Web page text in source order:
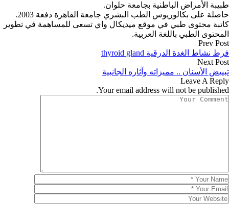
طبيبة الأمراض الباطنية بجامعة حلوان.
حاصلة على بكالوريوس الطب البشري جامعة القاهرة دفعة 2003.
كاتبة محتوى طبي في موقع ميديكال واي تسعى للمساهمة في تطوير
المحتوى الطبي باللغة العربية.
Prev Post
فرط نشاط الغدة الدرقية thyroid gland
Next Post
تبييض الأسنان .. مميزاته وآثاره الجانبية
Leave A Reply
Your email address will not be published.